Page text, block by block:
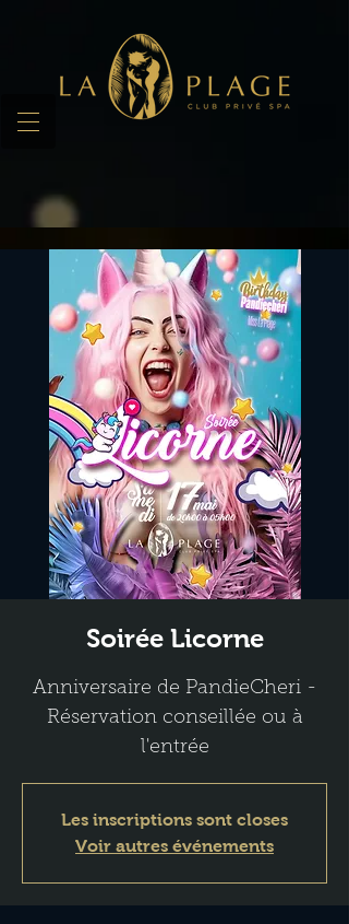
Soirée Licorne
Anniversaire de PandieCheri -
Réservation conseillée ou à
l'entrée
Les inscriptions sont closes
Voir autres événements